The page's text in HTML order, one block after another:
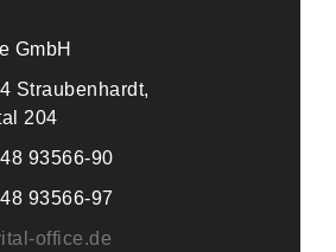
GmbH
Straubenhardt,
204
93566-90
93566-97
office.de